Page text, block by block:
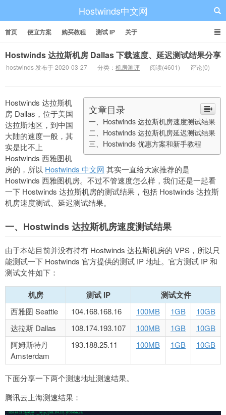
Hostwinds中文网
首页 便宜方案 购买教程 测试 IP 关于
Hostwinds 达拉斯机房 Dallas 下载速度、延迟测试结果分享
hostwinds 发布于 2020-03-27 分类： 机房测评 阅读(4601) 评论(0)
文章目录
一、Hostwinds 达拉斯机房速度测试结果
二、Hostwinds 达拉斯机房延迟测试结果
三、Hostwinds 优惠方案和新手教程
Hostwinds 达拉斯机
房 Dallas，位于美国
达拉斯地区，到中国
大陆的速度一般，其
实是比不上
Hostwinds 西雅图机
房的，所以 Hostwinds 中文网 其实一直给大家推荐的是
Hostwinds 西雅图机房。不过不管速度怎么样，我们还是一起看
一下 Hostwinds 达拉斯机房的测试结果，包括 Hostwinds 达拉斯
机房速度测试、延迟测试结果。
一、Hostwinds 达拉斯机房速度测试结果
由于本站目前并没有持有 Hostwinds 达拉斯机房的 VPS，所以只
能测试一下 Hostwinds 官方提供的测试 IP 地址。官方测试 IP 和
测试文件如下：
机房 测试 IP 测试文件
西雅图 Seattle 104.168.168.16 100MB 1GB
10GB
达拉斯 Dallas
108.174.193.107 100MB 1GB
10GB
阿姆斯特丹
Amsterdam
193.188.25.11 100MB 1GB 10GB
下面分享一下两个测速地址测速结果。
腾讯云上海测速结果：